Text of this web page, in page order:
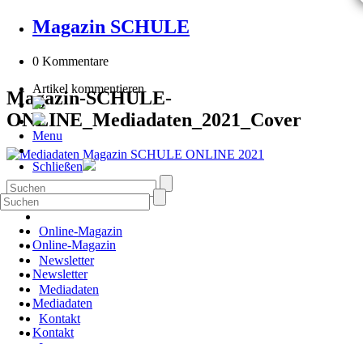
Magazin SCHULE
0 Kommentare
Artikel kommentieren
Menu
Schließen
Online-Magazin
Newsletter
Mediadaten
Kontakt
Magazin-SCHULE-
ONLINE_Mediadaten_2021_Cover
Online-Magazin
Newsletter
Mediadaten
Kontakt